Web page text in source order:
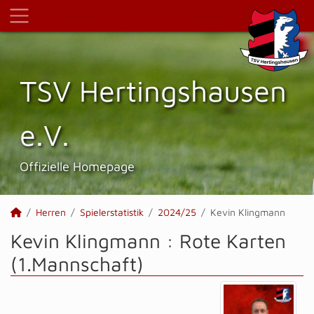
TSV Hertings­hausen
e.V.
Offizielle Homepage
Herren Spielerstatistik 2024/25 Kevin Klingmann
Kevin Klingmann : Rote Karten
(1.Mannschaft)